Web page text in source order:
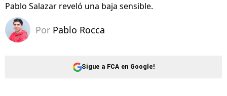
Pablo Salazar reveló una baja sensible.
Por Pablo Rocca
Sigue a FCA en Google!